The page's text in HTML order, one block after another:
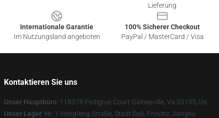
Lieferung
Internationale Garantie
Im Nutzungsland angeboten
100% Sicherer Checkout
PayPal / MasterCard / Visa
Kontaktieren Sie uns
Unser Hauptbüro: 118378 Pedigrue Court Gainesville, Va 20155, Us
Unser Lager: Nr. 1 Hengfeng Straße, Stadt Dali, Provinz Jiangsu